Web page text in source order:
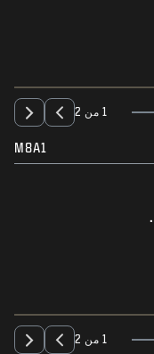
1 من 2
M8A1
1 من 2